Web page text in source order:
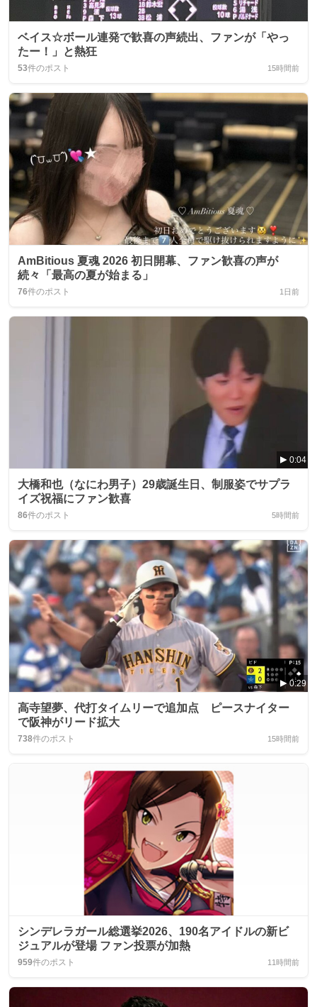
ベイス☆ボール連発で歓喜の声続出、ファンが「やっ
たー！」と熱狂
53件のポスト 15時間前
AmBitious 夏魂 2026 初日開幕、ファン歓喜の声が
続々「最高の夏が始まる」
76件のポスト 1日前
0:04
大橋和也（なにわ男子）29歳誕生日、制服姿でサプラ
イズ祝福にファン歓喜
86件のポスト 5時間前
0:29
高寺望夢、代打タイムリーで追加点 ピースナイター
で阪神がリード拡大
738件のポスト 15時間前
シンデレラガール総選挙2026、190名アイドルの新ビ
ジュアルが登場 ファン投票が加熱
959件のポスト 11時間前